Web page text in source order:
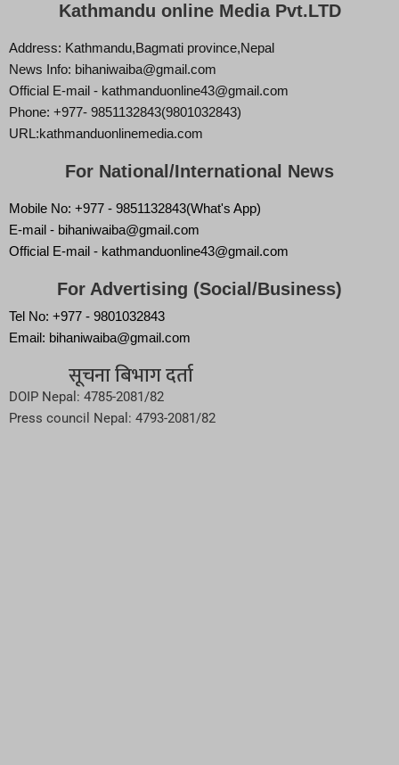
Kathmandu online Media Pvt.LTD
Address: Kathmandu,Bagmati province,Nepal
News Info: bihaniwaiba@gmail.com
Official E-mail - kathmanduonline43@gmail.com
Phone: +977- 9851132843(9801032843)
URL:kathmanduonlinemedia.com
For National/International News
Mobile No: +977 - 9851132843(What's App)
E-mail - bihaniwaiba@gmail.com
Official E-mail - kathmanduonline43@gmail.com
For Advertising (Social/Business)
Tel No: +977 - 9801032843
Email: bihaniwaiba@gmail.com
सूचना बिभाग दर्ता
DOIP Nepal: 4785-2081/82
Press council Nepal: 4793-2081/82